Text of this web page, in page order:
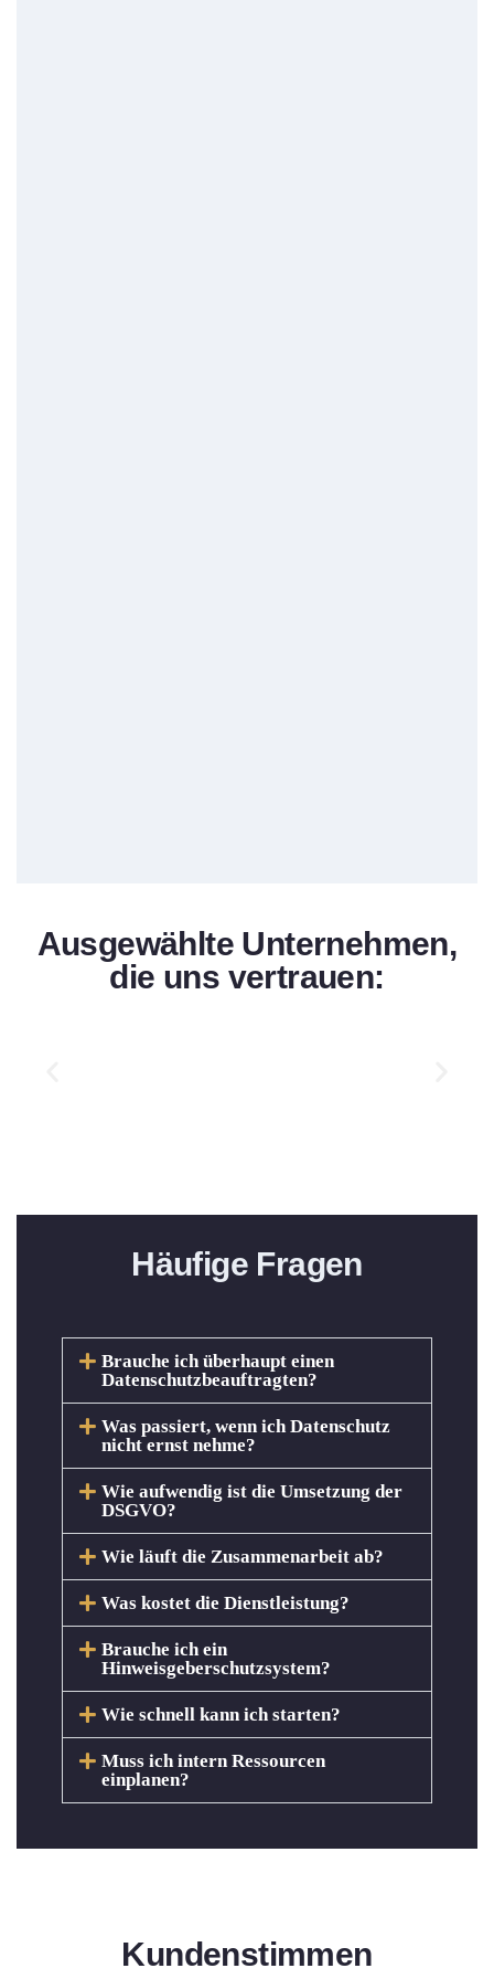
Ausgewählte Unternehmen,
die uns vertrauen:
Häufige Fragen
Brauche ich überhaupt einen
Datenschutzbeauftragten?
Was passiert, wenn ich Datenschutz
nicht ernst nehme?
Wie aufwendig ist die Umsetzung der
DSGVO?
Wie läuft die Zusammenarbeit ab?
Was kostet die Dienstleistung?
Brauche ich ein
Hinweisgeberschutzsystem?
Wie schnell kann ich starten?
Muss ich intern Ressourcen
einplanen?
Kundenstimmen